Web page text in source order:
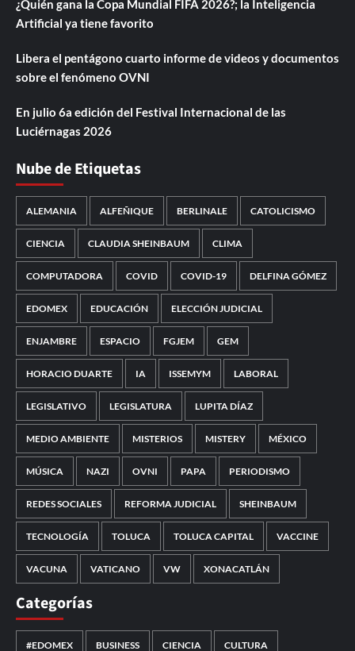
¿Quién gana la Copa Mundial FIFA 2026?; la Inteligencia
Artificial ya tiene favorito
Libera el pentágono cuarto informe de videos y documentos
sobre el fenómeno OVNI
En julio 6a edición del Festival Internacional de las
Luciérnagas 2026
Nube de Etiquetas
ALEMANIA ALFEÑIQUE BERLINALE CATOLICISMO
CIENCIA CLAUDIA SHEINBAUM CLIMA
COMPUTADORA COVID COVID-19 DELFINA GÓMEZ
EDOMEX EDUCACIÓN ELECCIÓN JUDICIAL
ENJAMBRE ESPACIO FGJEM GEM
HORACIO DUARTE IA ISSEMYM LABORAL
LEGISLATIVO LEGISLATURA LUPITA DÍAZ
MEDIO AMBIENTE MISTERIOS MISTERY MÉXICO
MÚSICA NAZI OVNI PAPA PERIODISMO
REDES SOCIALES REFORMA JUDICIAL SHEINBAUM
TECNOLOGÍA TOLUCA TOLUCA CAPITAL VACCINE
VACUNA VATICANO VW XONACATLÁN
Categorías
#EDOMEX BUSINESS CIENCIA CULTURA